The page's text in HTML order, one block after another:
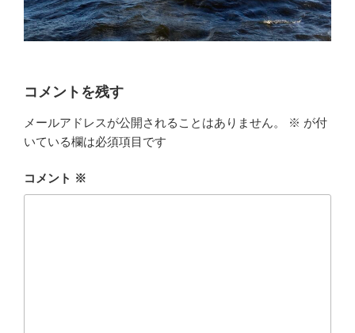
コメントを残す
メールアドレスが公開されることはありません。 ※ が付
いている欄は必須項目です
コメント ※